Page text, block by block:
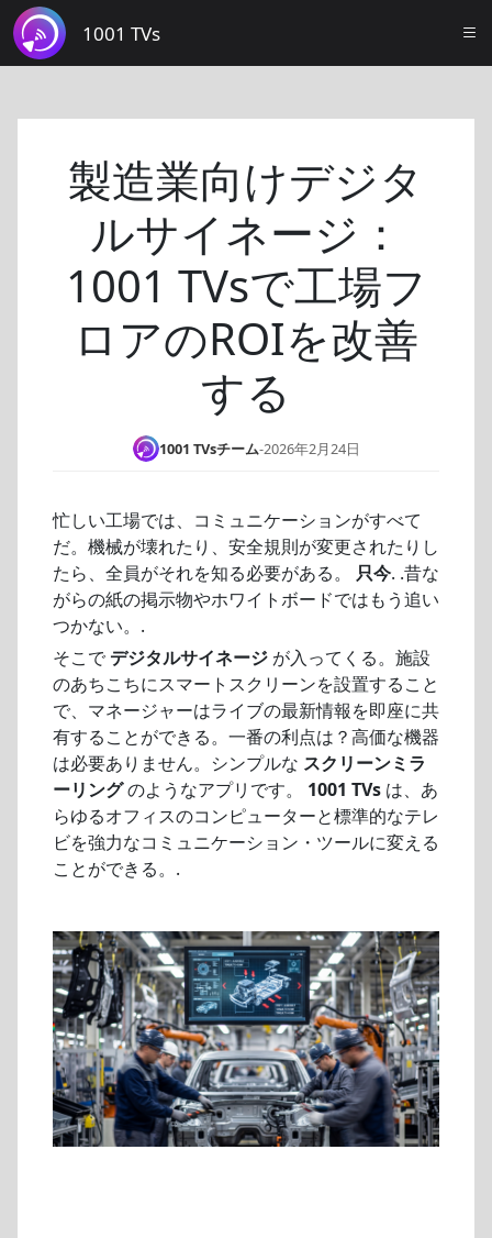
1001 TVs
製造業向けデジタ
ルサイネージ：
1001 TVsで工場フ
ロアのROIを改善
する
1001 TVsチーム-2026年2月24日
忙しい工場では、コミュニケーションがすべて
だ。機械が壊れたり、安全規則が変更されたりし
たら、全員がそれを知る必要がある。 只今. .昔な
がらの紙の掲示物やホワイトボードではもう追い
つかない。.
そこで デジタルサイネージ が入ってくる。施設
のあちこちにスマートスクリーンを設置すること
で、マネージャーはライブの最新情報を即座に共
有することができる。一番の利点は？高価な機器
は必要ありません。シンプルな スクリーンミラ
ーリングのようなアプリです。 1001 TVs は、あ
らゆるオフィスのコンピューターと標準的なテレ
ビを強力なコミュニケーション・ツールに変える
ことができる。.